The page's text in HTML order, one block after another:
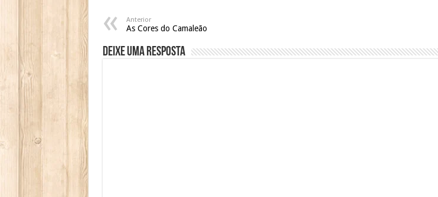
Anterior
As Cores do Camaleão
Deixe uma resposta